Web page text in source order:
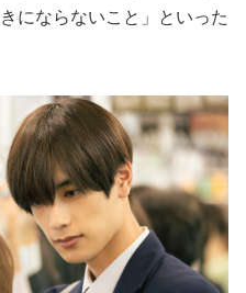
にならないこと」といった